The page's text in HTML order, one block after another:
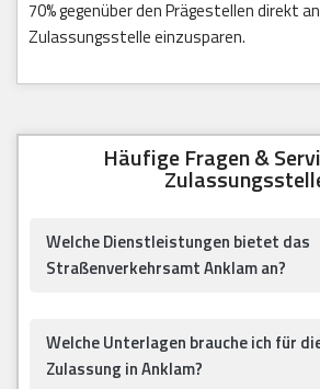
70% gegenüber den Prägestellen direkt
Zulassungsstelle einzusparen.
Häufige Fragen &
Welche Dienstleistungen bietet das
Straßenverkehrsamt Anklam an?
Welche Unterlagen brauche ich für
Zulassung in Anklam?